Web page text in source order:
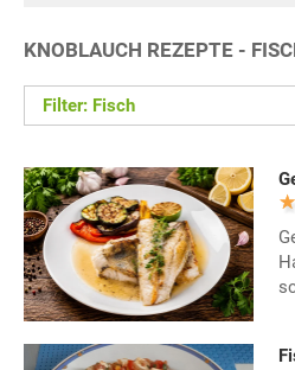
KNOBLAUCH REZEPTE -
Filter: Fisch